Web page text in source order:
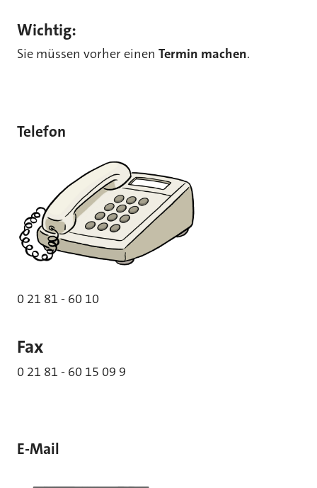
Wichtig:
Sie müssen vorher einen Termin machen.
Telefon
0 21 81 - 60 10
Fax
0 21 81 - 60 15 09 9
E-Mail